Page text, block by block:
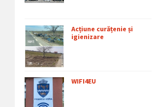
Acțiune curățenie și
igienizare
WIFI4EU